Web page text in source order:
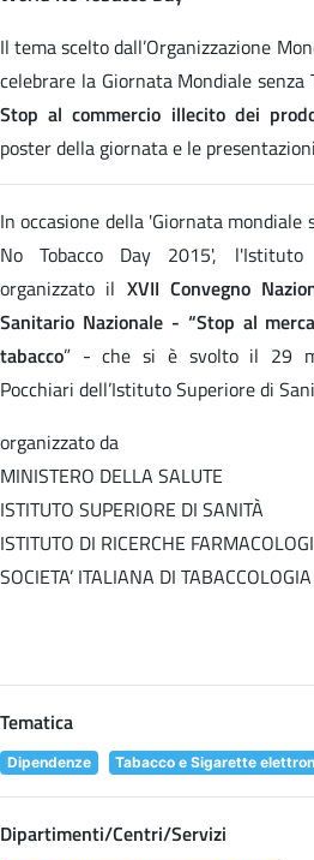
Il tema scelto dall’Organizzazione
celebrare la Giornata Mondiale senza
Stop al commercio illecito dei
poster della giornata e le
In occasione della 'Giornata
No Tobacco Day 2015',
organizzato il XVII Convegno
Sanitario Nazionale - “Stop al
tabacco” - che si è svolto il 29
Pocchiari dell’Istituto Superiore di
organizzato da
MINISTERO DELLA SALUTE
ISTITUTO SUPERIORE DI SANITÀ
ISTITUTO DI RICERCHE
SOCIETA’ ITALIANA DI TABACCOLOGIA
Tematica
Dipendenze Tabacco e Sigarette
Dipartimenti/Centri/Servizi